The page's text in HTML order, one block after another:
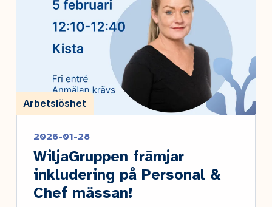
Arbetslöshet
2026-01-28
WiljaGruppen främjar
inkludering på Personal &
Chef mässan!